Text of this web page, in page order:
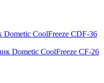
CoolFreeze CDF-36